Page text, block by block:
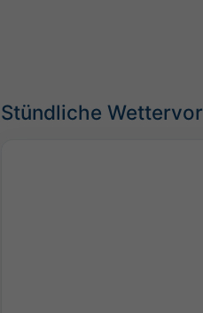
Stündliche